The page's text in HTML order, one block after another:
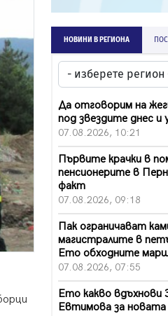
НОВИНИ В РЕГИОНА
Да отговорим на
под звездите днес и
07.08.2026, 10:21
Първите крачки в
пенсионерите в
факт
07.08.2026, 09:18
Пак ограничават
магистралите в
Ето обходните
07.08.2026, 07:55
Ето какво вдъхнови
Евтимова за новата